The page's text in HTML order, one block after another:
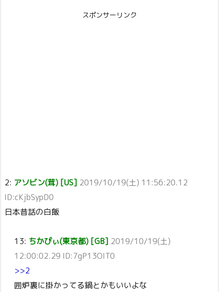
スポンサーリンク
2: アソビン(茸) [US] 2019/10/19(土) 11:56:20.12
ID:cKjbSypD0
日本昔話の白飯
13: ちかぴぃ(東京都) [GB] 2019/10/19(土)
12:00:02.29 ID:7gP13OIT0
>>2
囲炉裏に掛かってる鍋とかもいいよな